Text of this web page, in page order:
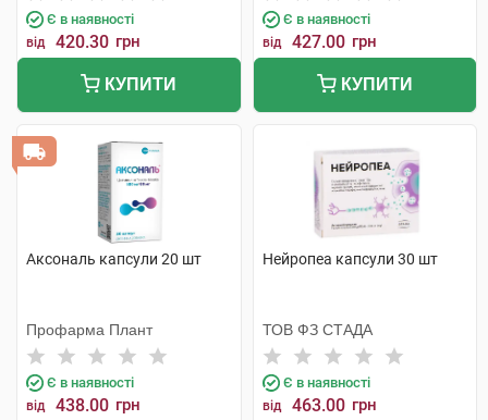
Є в наявності
від 420.30 грн
КУПИТИ
Є в наявності
від 427.00 грн
КУПИТИ
Аксональ капсули 20 шт
Профарма Плант
Є в наявності
від 438.00 грн
Нейропеа капсули 30 шт
ТОВ ФЗ СТАДА
Є в наявності
від 463.00 грн